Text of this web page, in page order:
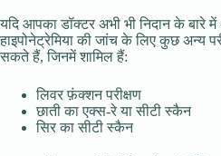
यदि आपका डॉक्टर अभी भी निदान के बारे में
हाइपोनेट्रेमिया की जांच के लिए कुछ अन्य
सकते हैं, जिनमें शामिल हैं:
लिवर फ़ंक्शन परीक्षण
छाती का एक्स-रे या सीटी स्कैन
सिर का सीटी स्कैन